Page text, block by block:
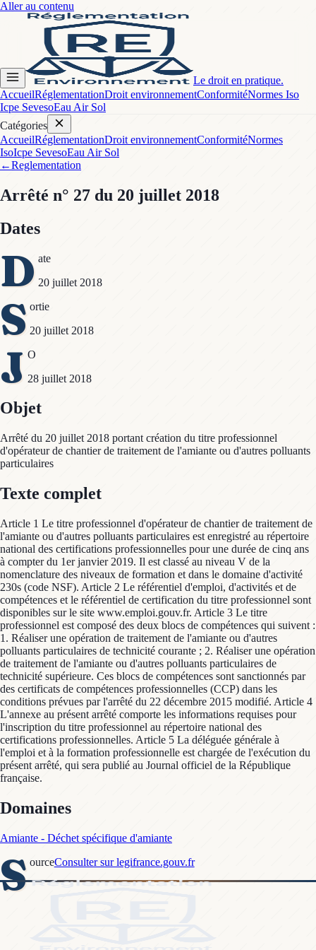
Aller au contenu
Le droit en pratique.
AccueilRéglementationDroit environnementConformitéNormes Iso
Icpe SevesoEau Air Sol
Catégories
AccueilRéglementationDroit environnementConformitéNormes
IsoIcpe SevesoEau Air Sol
←Reglementation
Arrêté n° 27 du 20 juillet 2018
Dates
D ate
20 juillet 2018
S ortie
20 juillet 2018
J O
28 juillet 2018
Objet
Arrêté du 20 juillet 2018 portant création du titre professionnel
d'opérateur de chantier de traitement de l'amiante ou d'autres polluants
particulaires
Texte complet
Article 1 Le titre professionnel d'opérateur de chantier de traitement de
l'amiante ou d'autres polluants particulaires est enregistré au répertoire
national des certifications professionnelles pour une durée de cinq ans
à compter du 1er janvier 2019. Il est classé au niveau V de la
nomenclature des niveaux de formation et dans le domaine d'activité
230s (code NSF). Article 2 Le référentiel d'emploi, d'activités et de
compétences et le référentiel de certification du titre professionnel sont
disponibles sur le site www.emploi.gouv.fr. Article 3 Le titre
professionnel est composé des deux blocs de compétences qui suivent :
1. Réaliser une opération de traitement de l'amiante ou d'autres
polluants particulaires de technicité courante ; 2. Réaliser une opération
de traitement de l'amiante ou d'autres polluants particulaires de
technicité supérieure. Ces blocs de compétences sont sanctionnés par
des certificats de compétences professionnelles (CCP) dans les
conditions prévues par l'arrêté du 22 décembre 2015 modifié. Article 4
L'annexe au présent arrêté comporte les informations requises pour
l'inscription du titre professionnel au répertoire national des
certifications professionnelles. Article 5 La déléguée générale à
l'emploi et à la formation professionnelle est chargée de l'exécution du
présent arrêté, qui sera publié au Journal officiel de la République
française.
Domaines
Amiante - Déchet spécifique d'amiante
S ourceConsulter sur legifrance.gouv.fr